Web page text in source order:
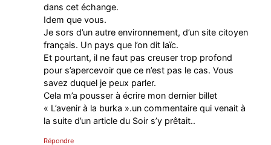
dans cet échange.
Idem que vous.
Je sors d’un autre environnement, d’un site citoyen
français. Un pays que l’on dit laïc.
Et pourtant, il ne faut pas creuser trop profond
pour s’apercevoir que ce n’est pas le cas. Vous
savez duquel je peux parler.
Cela m’a pousser à écrire mon dernier billet
« L’avenir à la burka ».un commentaire qui venait à
la suite d’un article du Soir s’y prêtait..
Répondre